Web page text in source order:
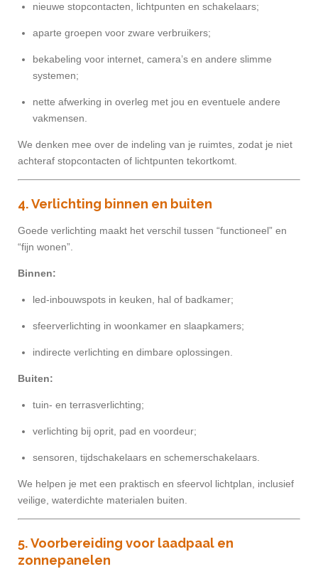
nieuwe stopcontacten, lichtpunten en schakelaars;
aparte groepen voor zware verbruikers;
bekabeling voor internet, camera’s en andere slimme
systemen;
nette afwerking in overleg met jou en eventuele andere
vakmensen.
We denken mee over de indeling van je ruimtes, zodat je niet
achteraf stopcontacten of lichtpunten tekortkomt.
4. Verlichting binnen en buiten
Goede verlichting maakt het verschil tussen “functioneel” en
“fijn wonen”.
Binnen:
led-inbouwspots in keuken, hal of badkamer;
sfeerverlichting in woonkamer en slaapkamers;
indirecte verlichting en dimbare oplossingen.
Buiten:
tuin- en terrasverlichting;
verlichting bij oprit, pad en voordeur;
sensoren, tijdschakelaars en schemerschakelaars.
We helpen je met een praktisch en sfeervol lichtplan, inclusief
veilige, waterdichte materialen buiten.
5. Voorbereiding voor laadpaal en
zonnepanelen